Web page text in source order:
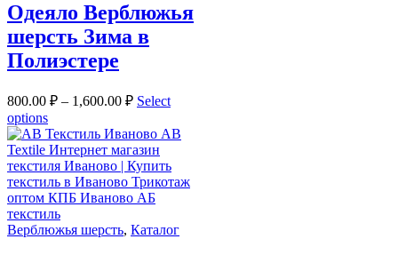
Одеяло Верблюжья
шерсть Зима в
Полиэстере
800.00 ₽ – 1,600.00 ₽ Select
options
Верблюжья шерсть, Каталог